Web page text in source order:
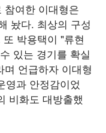
참여한 이대형은
놨다. 최상의 구성
박용택이 "류현
있는 경기를 확실
언급하자 이대형
영과 안정감이었
비화도 대방출했